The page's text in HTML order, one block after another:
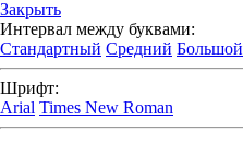
Закрыть
Интервал между буквами:
Стандартный Средний Большой
Шрифт:
Arial Times New Roman